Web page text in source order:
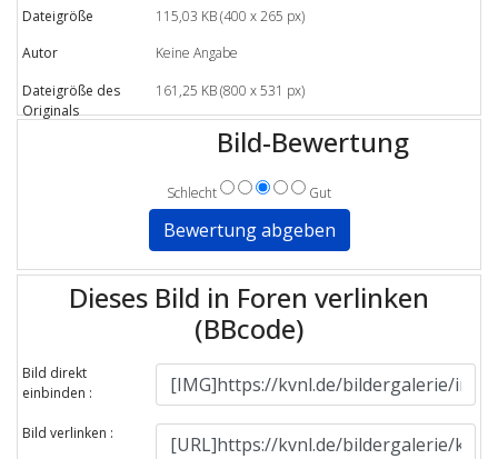
Dateigröße
115,03 KB (400 x 265 px)
Autor
Keine Angabe
Dateigröße des
Originals
161,25 KB (800 x 531 px)
Bild-Bewertung
Schlecht Gut
Dieses Bild in Foren verlinken
(BBcode)
Bild direkt
einbinden :
Bild verlinken :